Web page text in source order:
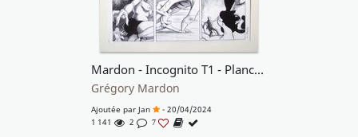
Mardon - Incognito T1 - Planche originale 49
Grégory Mardon
Ajoutée par Jan
- 20/04/2024
1 141
2 7